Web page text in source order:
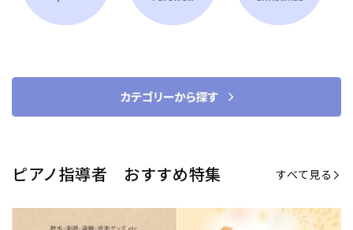
ピアノ指導者 おすすめ特集 すべて見る